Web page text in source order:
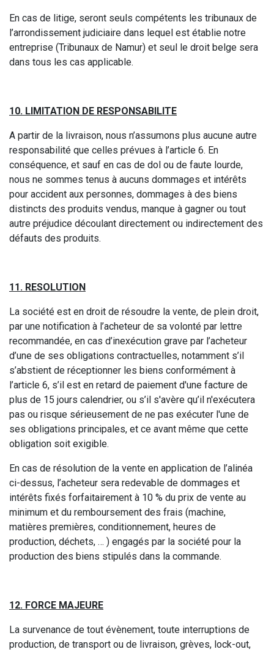
En cas de litige, seront seuls compétents les tribunaux de
l’arrondissement judiciaire dans lequel est établie notre
entreprise (Tribunaux de Namur) et seul le droit belge sera
dans tous les cas applicable.
10. LIMITATION DE RESPONSABILITE
A partir de la livraison, nous n’assumons plus aucune autre
responsabilité que celles prévues à l’article 6. En
conséquence, et sauf en cas de dol ou de faute lourde,
nous ne sommes tenus à aucuns dommages et intérêts
pour accident aux personnes, dommages à des biens
distincts des produits vendus, manque à gagner ou tout
autre préjudice découlant directement ou indirectement des
défauts des produits.
11. RESOLUTION
La société est en droit de résoudre la vente, de plein droit,
par une notification à l’acheteur de sa volonté par lettre
recommandée, en cas d’inexécution grave par l’acheteur
d’une de ses obligations contractuelles, notamment s’il
s’abstient de réceptionner les biens conformément à
l’article 6, s’il est en retard de paiement d'une facture de
plus de 15 jours calendrier, ou s’il s'avère qu’il n'exécutera
pas ou risque sérieusement de ne pas exécuter l'une de
ses obligations principales, et ce avant même que cette
obligation soit exigible.
En cas de résolution de la vente en application de l’alinéa
ci-dessus, l’acheteur sera redevable de dommages et
intérêts fixés forfaitairement à 10 % du prix de vente au
minimum et du remboursement des frais (machine,
matières premières, conditionnement, heures de
production, déchets, … ) engagés par la société pour la
production des biens stipulés dans la commande.
12. FORCE MAJEURE
La survenance de tout évènement, toute interruptions de
production, de transport ou de livraison, grèves, lock-out,